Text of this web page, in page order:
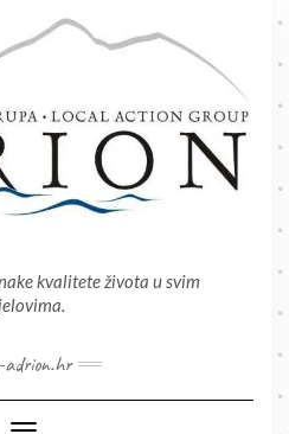
kvalitete života u svim
adrion.hr